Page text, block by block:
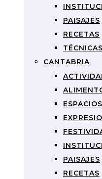
PAISAJES
RECETAS
CANTABRIA
PAISAJES
RECETAS